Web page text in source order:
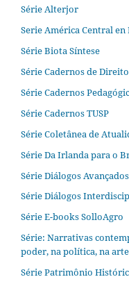
Série Alterjor
Serie América Central
Série Biota Síntese
Série Cadernos de
Série Cadernos
Série Cadernos TUSP
Série Coletânea de
Série Da Irlanda para o
Série Diálogos Avançados
Série Diálogos
Série E-books SolloAgro
Série: Narrativas
poder, na política, na
Série Patrimônio